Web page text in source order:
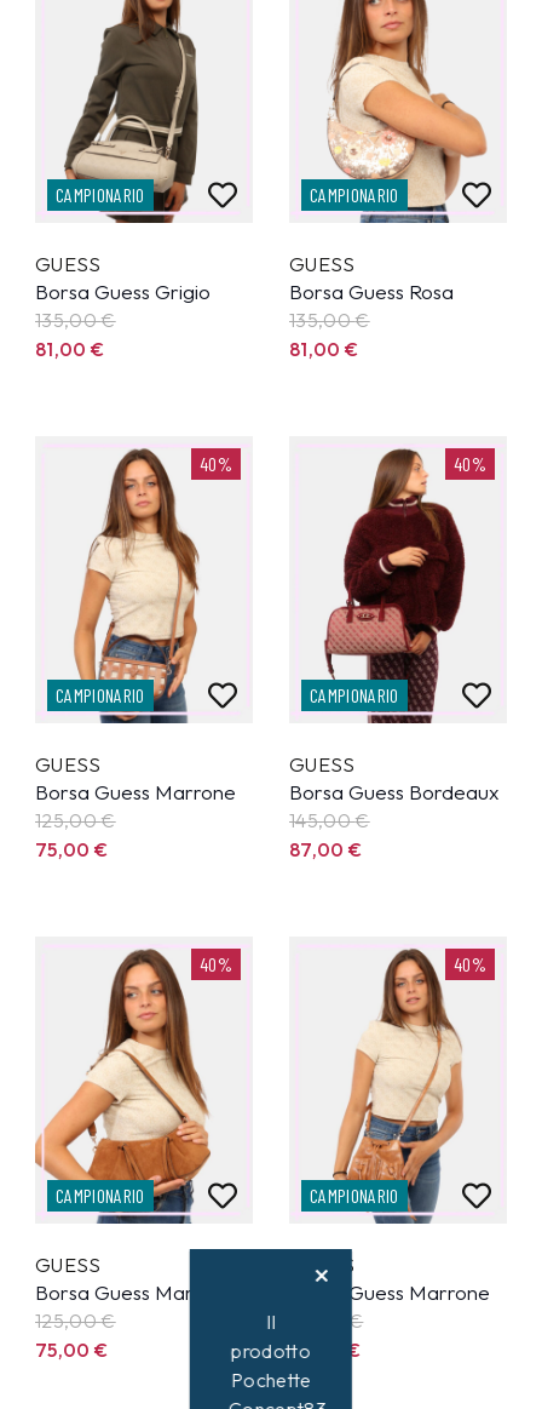
CAMPIONARIO
GUESS
Borsa Guess Grigio
135,00€
81,00€
CAMPIONARIO
GUESS
Borsa Guess Rosa
135,00€
81,00€
40%
CAMPIONARIO
GUESS
Borsa Guess Marrone
125,00€
75,00€
40%
CAMPIONARIO
GUESS
Borsa Guess Bordeaux
145,00€
87,00€
40%
CAMPIONARIO
GUESS
Borsa Guess Marrone
125,00€
75,00€
40%
CAMPIONARIO
GUESS
Borsa Guess Marrone
€
57,00
€
Il
prodotto
Pochette